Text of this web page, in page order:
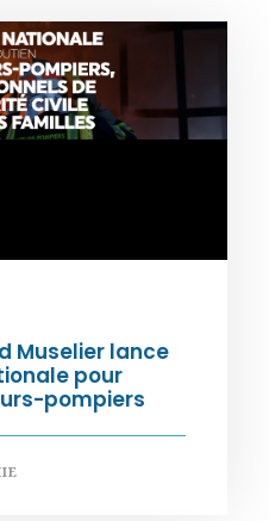
Muselier lance
pour
pompiers